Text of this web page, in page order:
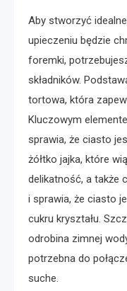
Aby stworzyć
upieczeniu będzie
foremki,
składników.
tortowa, która
Kluczowym
sprawia, że ciasto
żółtko jajka, które
delikatność, a także
i sprawia, że ciasto
cukru kryształu.
odrobina zimnej
potrzebna do
suche.